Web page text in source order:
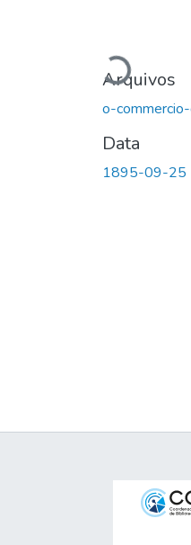
Carregando...
Arquivos
o-
Data
1895-09-25